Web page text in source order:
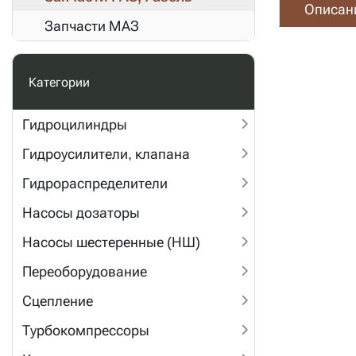
Запчасти МАЗ
Категории
Гидроцилиндры
Гидроусилители, клапана
Гидрораспределители
Насосы дозаторы
Насосы шестеренные (НШ)
Переоборудование
Сцепление
Турбокомпрессоры